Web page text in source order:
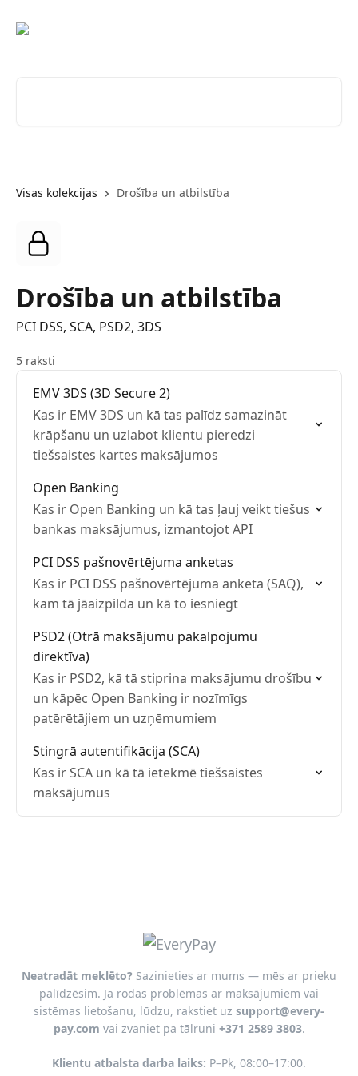
Visas kolekcijas Drošība un atbilstība
Drošība un atbilstība
PCI DSS, SCA, PSD2, 3DS
5 raksti
EMV 3DS (3D Secure 2)
Kas ir EMV 3DS un kā tas palīdz samazināt
krāpšanu un uzlabot klientu pieredzi
tiešsaistes kartes maksājumos
Open Banking
Kas ir Open Banking un kā tas ļauj veikt tiešus
bankas maksājumus, izmantojot API
PCI DSS pašnovērtējuma anketas
Kas ir PCI DSS pašnovērtējuma anketa (SAQ),
kam tā jāaizpilda un kā to iesniegt
PSD2 (Otrā maksājumu pakalpojumu
direktīva)
Kas ir PSD2, kā tā stiprina maksājumu drošību
un kāpēc Open Banking ir nozīmīgs
patērētājiem un uzņēmumiem
Stingrā autentifikācija (SCA)
Kas ir SCA un kā tā ietekmē tiešsaistes
maksājumus
Neatradāt meklēto? Sazinieties ar mums — mēs ar prieku
palīdzēsim. Ja rodas problēmas ar maksājumiem vai
sistēmas lietošanu, lūdzu, rakstiet uz support@every-
pay.com vai zvaniet pa tālruni +371 2589 3803.
Klientu atbalsta darba laiks: P–Pk, 08:00–17:00.